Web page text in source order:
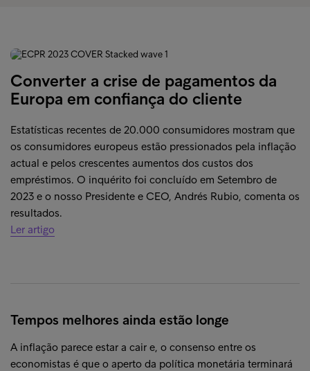
Converter a crise de pagamentos da
Europa em confiança do cliente
Estatísticas recentes de 20.000 consumidores mostram que
os consumidores europeus estão pressionados pela inflação
actual e pelos crescentes aumentos dos custos dos
empréstimos. O inquérito foi concluído em Setembro de
2023 e o nosso Presidente e CEO, Andrés Rubio, comenta os
resultados.
Ler artigo
Tempos melhores ainda estão longe
A inflação parece estar a cair e, o consenso entre os
economistas é que o aperto da política monetária terminará